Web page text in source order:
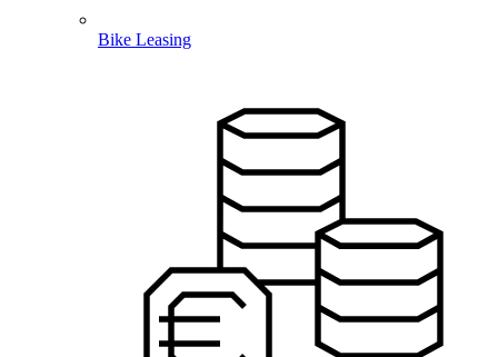
Bike Leasing